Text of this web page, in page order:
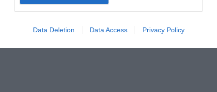
Data Deletion Data Access Privacy Policy